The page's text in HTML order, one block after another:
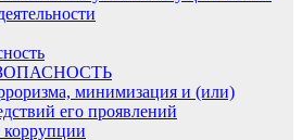
минимизация и (или)
его проявлений
коррупции